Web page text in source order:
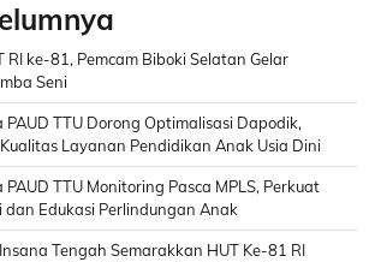
RI ke-81, Pemcam Biboki Selatan Gelar
Seni
PAUD TTU Dorong Optimalisasi Dapodik,
Layanan Pendidikan Anak Usia Dini
PAUD TTU Monitoring Pasca MPLS, Perkuat
dan Edukasi Perlindungan Anak
Tengah Semarakkan HUT Ke-81 RI